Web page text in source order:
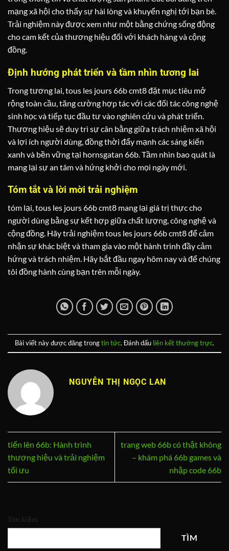
mạng xã hội cho thấy sự hài lòng và khuyến nghị tới bạn bè.
Trải nghiệm này được xem như một bằng chứng sống động
cho cam kết của thương hiệu đối với khách hàng và cộng
đồng.
Định hướng phát triển và tầm nhìn tương lai
Trong tương lai, tous les jours 66b cmt8 đặt mục tiêu mở
rộng toàn cầu, tăng cường hợp tác với các đối tác công nghệ
sinh học và tiếp tục đầu tư vào nghiên cứu và phát triển.
Thương hiệu sẽ duy trì sự cân bằng giữa trách nhiệm xã hội
và lợi ích người dùng, đồng thời đẩy mạnh các sáng kiến
xanh và bền vững tại hornsgatan 66b. Tầm nhìn bao quát là
mang lại sự an tâm và hứng khởi cho mọi ngày mới.
Tóm tắt và lời mời trải nghiệm
tóm lại, tous les jours 66b cmt8 mang lại giá trị thực cho
người dùng bằng sự kết hợp giữa chất lượng, công nghệ và
cộng đồng. Hãy trải nghiệm tous les jours 66b cmt8 để cảm
nhận sự khác biệt và tham gia vào một hành trình đầy cảm
hứng và trách nhiệm. Hãy bắt đầu ngay hôm nay và để chúng
tôi đồng hành cùng bạn trên mỗi ngày.
Bài viết này được đăng trongtin tức. Đánh dấu liên kết thường trực.
NGUYỄN THỊ NGỌC LAN
tiến lên 66b: Hành trình
thương hiệu và trải nghiệm
tối ưu
trang web 66b có thật không
– khám phá 66b games và
nhập code 66b
Tìm kiếm
TÌM